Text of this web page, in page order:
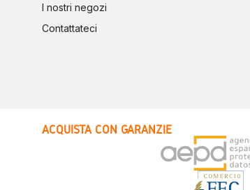
I nostri negozi
Contattateci
ACQUISTA CON GARANZIE